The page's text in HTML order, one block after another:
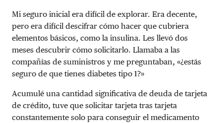
Mi seguro inicial era difícil de explorar. Era decente,
pero era difícil descifrar cómo hacer que cubriera
elementos básicos, como la insulina. Les llevó dos
meses descubrir cómo solicitarlo. Llamaba a las
compañías de suministros y me preguntaban, «¿estás
seguro de que tienes diabetes tipo 1?»
Acumulé una cantidad significativa de deuda de tarjeta
de crédito, tuve que solicitar tarjeta tras tarjeta
constantemente solo para conseguir el medicamento